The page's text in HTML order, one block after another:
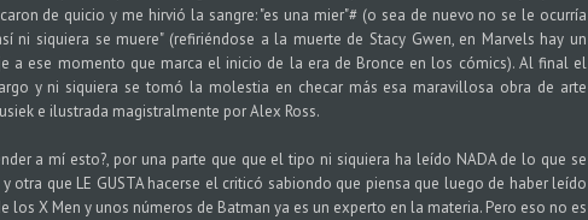
de quicio y me hirvió la sangre: "es una mier"# (o sea de nuevo no se le ocurría
ni siquiera se muere" (refiriéndose a la muerte de Stacy Gwen, en Marvels hay un
a ese momento que marca el inicio de la era de Bronce en los cómics). Al final el
y ni siquiera se tomó la molestia en checar más esa maravillosa obra de arte
e ilustrada magistralmente por Alex Ross.
a mí esto?, por una parte que que el tipo ni siquiera ha leído NADA de lo que se
otra que LE GUSTA hacerse el criticó sabiondo que piensa que luego de haber leído
los X Men y unos números de Batman ya es un experto en la materia. Pero eso no es